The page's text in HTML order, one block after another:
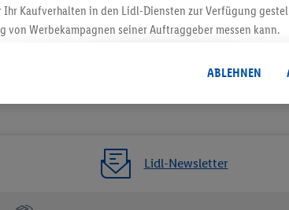
Lidl-Newsletter
Ihr Kaufverhalten in den Lidl-Diensten zur Verfügung
von Werbekampagnen seiner Auftraggeber messen kann.
umfasst die Zusammenführung von Daten (z.B. über
Informationen aus Ihrem Kundenkonto - z.B. Alter
über verschiedene Endgeräte und Lidl-Dienste hinweg
zur Zielgruppenforschung, zur Entwicklung von
dieser Werbeausspielungen.
ABLEHNEN